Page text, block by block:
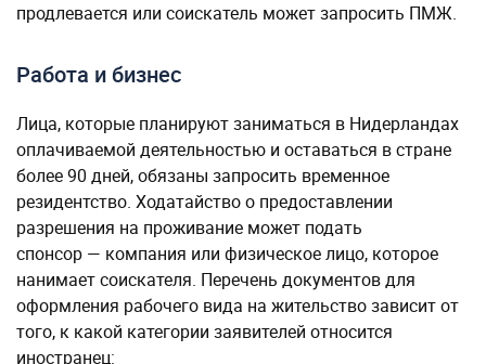
продлевается или соискатель может запросить ПМЖ.
Работа и бизнес
Лица, которые планируют заниматься в Нидерландах
оплачиваемой деятельностью и оставаться в стране
более 90 дней, обязаны запросить временное
резидентство. Ходатайство о предоставлении
разрешения на проживание может подать
спонсор — компания или физическое лицо, которое
нанимает соискателя. Перечень документов для
оформления рабочего вида на жительство зависит от
того, к какой категории заявителей относится
иностранец: